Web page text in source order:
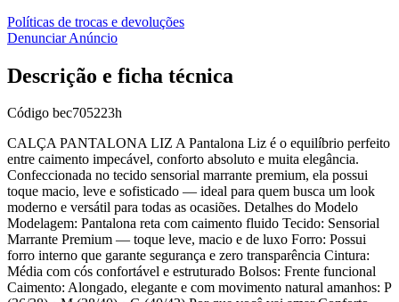
Políticas de trocas e devoluções
Denunciar Anúncio
Descrição e ficha técnica
Código bec705223h
CALÇA PANTALONA LIZ A Pantalona Liz é o equilíbrio perfeito
entre caimento impecável, conforto absoluto e muita elegância.
Confeccionada no tecido sensorial marrante premium, ela possui
toque macio, leve e sofisticado — ideal para quem busca um look
moderno e versátil para todas as ocasiões. Detalhes do Modelo
Modelagem: Pantalona reta com caimento fluido Tecido: Sensorial
Marrante Premium — toque leve, macio e de luxo Forro: Possui
forro interno que garante segurança e zero transparência Cintura:
Média com cós confortável e estruturado Bolsos: Frente funcional
Caimento: Alongado, elegante e com movimento natural amanhos: P